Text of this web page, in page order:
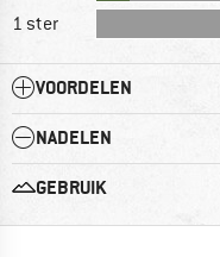
1 ster
VOORDELEN
NADELEN
GEBRUIK